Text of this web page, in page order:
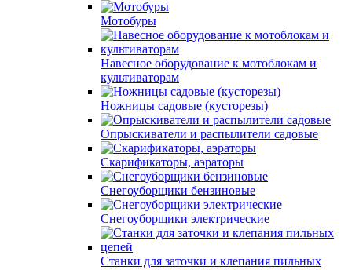
Мотобуры
Навесное оборудование к мотоблокам и
культиваторам
Ножницы садовые (кусторезы)
Опрыскиватели и распылители садовые
Скарификаторы, аэраторы
Снегоуборщики бензиновые
Снегоуборщики электрические
Станки для заточки и клепания пильных